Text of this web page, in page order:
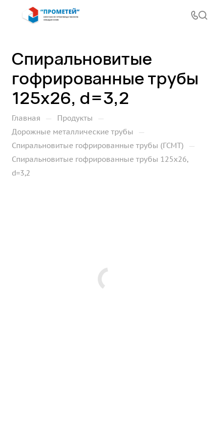
Спиральновитые
гофрированные трубы
125х26, d=3,2
Главная — Продукты —
Дорожные металлические трубы —
Спиральновитые гофрированные трубы (ГСМТ) —
Спиральновитые гофрированные трубы 125х26,
d=3,2